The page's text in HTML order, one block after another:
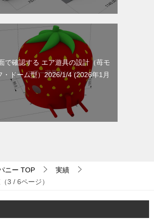
で確認する エア遊具の設計（苺モ
・ドーム型）2026/1/4 2026年1月
ニー TOP
実績
3 / 6ページ）